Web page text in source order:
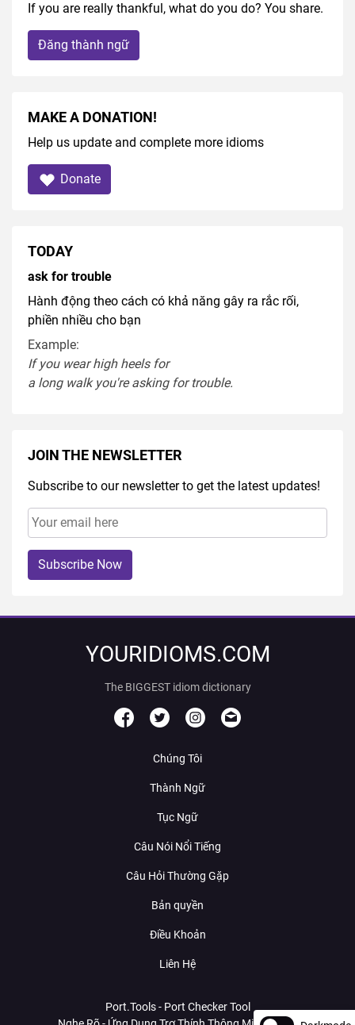
If you are really thankful, what do you do? You share.
Đăng thành ngữ
MAKE A DONATION!
Help us update and complete more idioms
Donate
TODAY
ask for trouble
Hành động theo cách có khả năng gây ra rắc rối,
phiền nhiều cho bạn
Example:
If you wearhigh heelsfor
a long walkyou'reaskingfortrouble.
JOIN THE NEWSLETTER
Subscribe to our newsletter to get the latest updates!
Subscribe Now
YOURIDIOMS.COM
The BIGGEST idiom dictionary
Chúng Tôi
Thành Ngữ
Tục Ngữ
Câu Nói Nổi Tiếng
Câu Hỏi Thường Gặp
Bản quyền
Điều Khoản
Liên Hệ
Port.Tools - Port Checker Tool